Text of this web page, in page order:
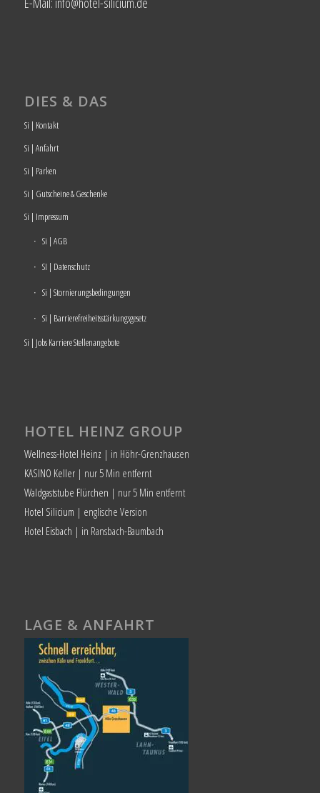
DIES & DAS
Si | Kontakt
Si | Anfahrt
Si | Parken
Si | Gutscheine & Geschenke
Si | Impressum
Si | AGB
SI | Datenschutz
Si | Stornierungsbedingungen
Si | Barrierefreiheitsstärkungsgesetz
Si | Jobs Karriere Stellenangebote
HOTEL HEINZ GROUP
Wellness-Hotel Heinz | in Höhr-Grenzhausen
KASINO Keller| nur 5 Min entfernt
Waldgaststube Flürchen | nur 5 Min entfernt
Hotel Silicium | englische Version
Hotel Eisbach | in Ransbach-Baumbach
LAGE & ANFAHRT